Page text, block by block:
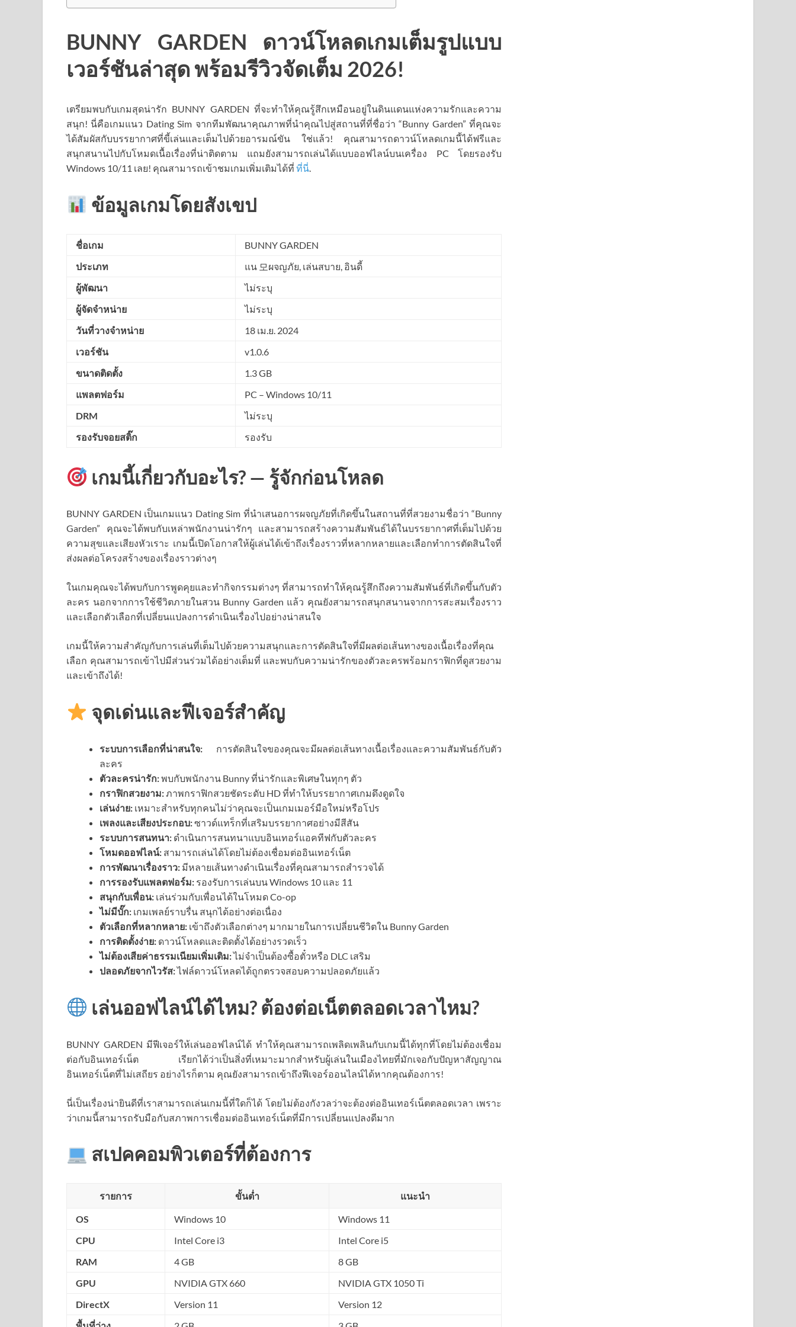
BUNNY GARDEN ดาวน์โหลดเกมเต็มรูปแบบ
เวอร์ชันล่าสุด พร้อมรีวิวจัดเต็ม 2026!
เตรียมพบกับเกมสุดน่ารัก BUNNY GARDEN ที่จะทำให้คุณรู้สึกเหมือนอยู่ในดินแดนแห่งความรักและความ
สนุก! นี่คือเกมแนว Dating Sim จากทีมพัฒนาคุณภาพที่นำคุณไปสู่สถานที่ที่ชื่อว่า “Bunny Garden” ที่คุณจะ
ได้สัมผัสกับบรรยากาศที่ขี้เล่นและเต็มไปด้วยอารมณ์ขัน ใช่แล้ว! คุณสามารถดาวน์โหลดเกมนี้ได้ฟรีและ
สนุกสนานไปกับโหมดเนื้อเรื่องที่น่าติดตาม แถมยังสามารถเล่นได้แบบออฟไลน์บนเครื่อง PC โดยรองรับ
Windows 10/11 เลย! คุณสามารถเข้าชมเกมเพิ่มเติมได้ที่ ที่นี่.
ข้อมูลเกมโดยสังเขป
ชื่อเกม
BUNNY GARDEN
ประเภท
แน 모ผจญภัย, เล่นสบาย, อินดี้
ผู้พัฒนา
ไม่ระบุ
ผู้จัดจำหน่าย
ไม่ระบุ
วันที่วางจำหน่าย
18 เม.ย. 2024
เวอร์ชัน
v1.0.6
ขนาดติดตั้ง
1.3 GB
แพลตฟอร์ม
PC – Windows 10/11
DRM
ไม่ระบุ
รองรับจอยสติ๊ก
รองรับ
เกมนี้เกี่ยวกับอะไร? — รู้จักก่อนโหลด
BUNNY GARDEN เป็นเกมแนว Dating Sim ที่นำเสนอการผจญภัยที่เกิดขึ้นในสถานที่ที่สวยงามชื่อว่า “Bunny
Garden” คุณจะได้พบกับเหล่าพนักงานน่ารักๆ และสามารถสร้างความสัมพันธ์ได้ในบรรยากาศที่เต็มไปด้วย
ความสุขและเสียงหัวเราะ เกมนี้เปิดโอกาสให้ผู้เล่นได้เข้าถึงเรื่องราวที่หลากหลายและเลือกทำการตัดสินใจที่
ส่งผลต่อโครงสร้างของเรื่องราวต่างๆ
ในเกมคุณจะได้พบกับการพูดคุยและทำกิจกรรมต่างๆ ที่สามารถทำให้คุณรู้สึกถึงความสัมพันธ์ที่เกิดขึ้นกับตัว
ละคร นอกจากการใช้ชีวิตภายในสวน Bunny Garden แล้ว คุณยังสามารถสนุกสนานจากการสะสมเรื่องราว
และเลือกตัวเลือกที่เปลี่ยนแปลงการดำเนินเรื่องไปอย่างน่าสนใจ
เกมนี้ให้ความสำคัญกับการเล่นที่เต็มไปด้วยความสนุกและการตัดสินใจที่มีผลต่อเส้นทางของเนื้อเรื่องที่คุณ
เลือก คุณสามารถเข้าไปมีส่วนร่วมได้อย่างเต็มที่ และพบกับความน่ารักของตัวละครพร้อมกราฟิกที่ดูสวยงาม
และเข้าถึงได้!
จุดเด่นและฟีเจอร์สำคัญ
ระบบการเลือกที่น่าสนใจ: การตัดสินใจของคุณจะมีผลต่อเส้นทางเนื้อเรื่องและความสัมพันธ์กับตัว
ละคร
ตัวละครน่ารัก:พบกับพนักงาน Bunny ที่น่ารักและพิเศษในทุกๆ ตัว
กราฟิกสวยงาม:ภาพกราฟิกสวยชัดระดับ HD ที่ทำให้บรรยากาศเกมดึงดูดใจ
เล่นง่าย: เหมาะสำหรับทุกคนไม่ว่าคุณจะเป็นเกมเมอร์มือใหม่หรือโปร
เพลงและเสียงประกอบ:ซาวด์แทร็กที่เสริมบรรยากาศอย่างมีสีสัน
ระบบการสนทนา: ดำเนินการสนทนาแบบอินเทอร์แอคทีฟกับตัวละคร
โหมดออฟไลน์: สามารถเล่นได้โดยไม่ต้องเชื่อมต่ออินเทอร์เน็ต
การพัฒนาเรื่องราว: มีหลายเส้นทางดำเนินเรื่องที่คุณสามารถสำรวจได้
การรองรับแพลตฟอร์ม: รองรับการเล่นบน Windows 10 และ 11
สนุกกับเพื่อน: เล่นร่วมกับเพื่อนได้ในโหมด Co-op
ไม่มีบั๊ก: เกมเพลย์ราบรื่น สนุกได้อย่างต่อเนื่อง
ตัวเลือกที่หลากหลาย: เข้าถึงตัวเลือกต่างๆ มากมายในการเปลี่ยนชีวิตใน Bunny Garden
การติดตั้งง่าย: ดาวน์โหลดและติดตั้งได้อย่างรวดเร็ว
ไม่ต้องเสียค่าธรรมเนียมเพิ่มเติม:ไม่จำเป็นต้องซื้อตั๋วหรือ DLC เสริม
ปลอดภัยจากไวรัส:ไฟล์ดาวน์โหลดได้ถูกตรวจสอบความปลอดภัยแล้ว
เล่นออฟไลน์ได้ไหม? ต้องต่อเน็ตตลอดเวลาไหม?
BUNNY GARDEN มีฟีเจอร์ให้เล่นออฟไลน์ได้ ทำให้คุณสามารถเพลิดเพลินกับเกมนี้ได้ทุกที่โดยไม่ต้องเชื่อม
ต่อกับอินเทอร์เน็ต เรียกได้ว่าเป็นสิ่งที่เหมาะมากสำหรับผู้เล่นในเมืองไทยที่มักเจอกับปัญหาสัญญาณ
อินเทอร์เน็ตที่ไม่เสถียร อย่างไรก็ตาม คุณยังสามารถเข้าถึงฟีเจอร์ออนไลน์ได้หากคุณต้องการ!
นี่เป็นเรื่องน่ายินดีที่เราสามารถเล่นเกมนี้ที่ใดก็ได้ โดยไม่ต้องกังวลว่าจะต้องต่ออินเทอร์เน็ตตลอดเวลา เพราะ
ว่าเกมนี้สามารถรับมือกับสภาพการเชื่อมต่ออินเทอร์เน็ตที่มีการเปลี่ยนแปลงดีมาก
สเปคคอมพิวเตอร์ที่ต้องการ
รายการ ขั้นต่ำ แนะนำ
OS Windows 10
Windows 11
CPU
Intel Core i3
Intel Core i5
RAM
4 GB
8 GB
GPU
NVIDIA GTX 660
NVIDIA GTX 1050 Ti
DirectX
Version 11
Version 12